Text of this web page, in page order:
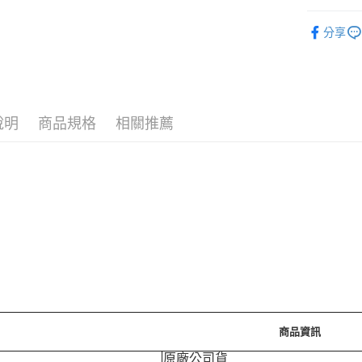
7-11取貨
分享
明 商品規格 相關推薦
商品資訊
原廠公司貨